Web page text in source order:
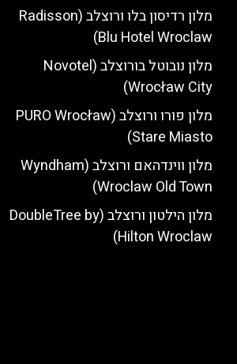
מלון רדיסון בלו ורוצלב (Radisson
Blu Hotel Wroclaw)
מלון נובוטל בורוצלב (Novotel
Wrocław City)
מלון פורו ורוצלב (PURO Wrocław
Stare Miasto)
מלון ווינדהאם ורוצלב (Wyndham
Wroclaw Old Town)
מלון הילטון ורוצלב (DoubleTree by
Hilton Wroclaw)